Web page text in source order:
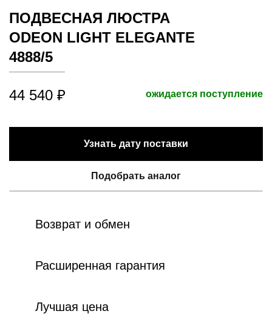
ПОДВЕСНАЯ ЛЮСТРА
ODEON LIGHT ELEGANTE
4888/5
44 540 ₽ ожидается поступление
Узнать дату поставки
Подобрать аналог
Возврат и обмен
Расширенная гарантия
Лучшая цена